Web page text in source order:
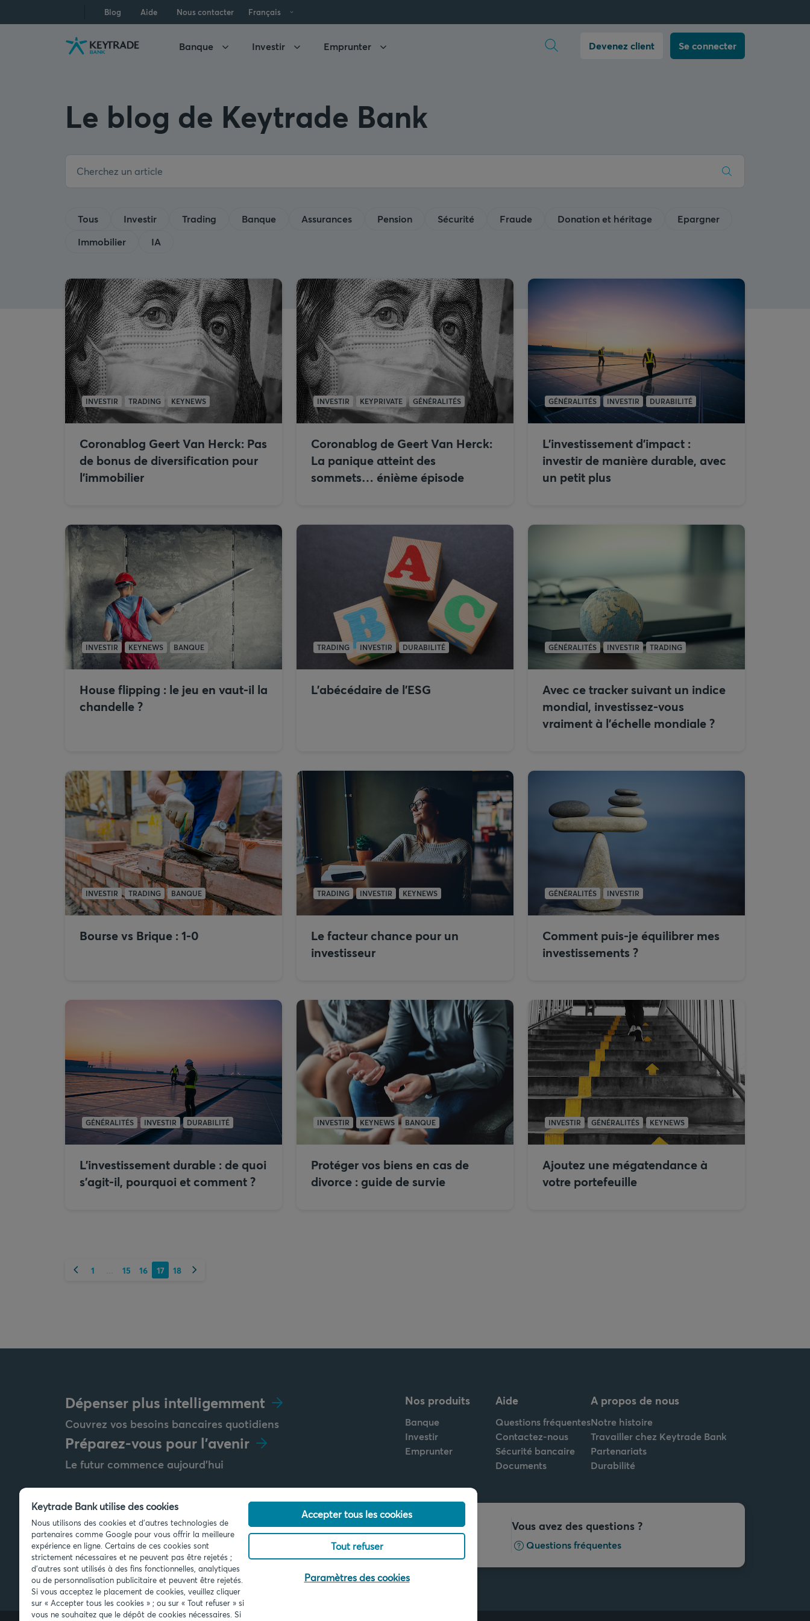
à
à
au
Blog Aide Nous contacter Français
Banque Investir Emprunter Devenez client Se connecter
Le blog de Keytrade Bank
Tous Investir Trading Banque Assurances Pension Sécurité Fraude Donation et héritage
Epargner
Immobilier
IA
INVESTIR TRADING KEYNEWS
Coronablog Geert Van Herck: Pas
de bonus de diversification pour
l’immobilier
INVESTIR KEYPRIVATE GÉNÉRALITÉS
Coronablog de Geert Van Herck:
La panique atteint des
sommets… énième épisode
GÉNÉRALITÉS INVESTIR DURABILITÉ
L’investissement d’impact :
investir de manière durable, avec
un petit plus
INVESTIR KEYNEWS BANQUE
House flipping : le jeu en vaut-il la
chandelle ?
TRADING INVESTIR DURABILITÉ
L’abécédaire de l’ESG
GÉNÉRALITÉS INVESTIR TRADING
Avec ce tracker suivant un indice
mondial, investissez-vous
vraiment à l'échelle mondiale ?
INVESTIR TRADING BANQUE
Bourse vs Brique : 1-0
TRADING INVESTIR KEYNEWS
Le facteur chance pour un
investisseur
GÉNÉRALITÉS INVESTIR
Comment puis-je équilibrer mes
investissements ?
GÉNÉRALITÉS INVESTIR DURABILITÉ
L’investissement durable : de quoi
s'agit-il, pourquoi et comment ?
INVESTIR KEYNEWS BANQUE
Protéger vos biens en cas de
divorce : guide de survie
INVESTIR GÉNÉRALITÉS KEYNEWS
Ajoutez une mégatendance à
votre portefeuille
Précédent
1 15 16 17 18 Suivant
Dépenser plus intelligemment
Couvrez vos besoins bancaires quotidiens
Préparez-vous pour l'avenir
Le futur commence aujourd'hui
Nos produits
Banque
Investir
Emprunter
Aide
Questions fréquentes
Contactez-nous
Sécurité bancaire
Documents
A propos de nous
Notre histoire
Travailler chez Keytrade Bank
Partenariats
Durabilité
Envoyez-nous un message
info@keytradebank.com
Appelez-nous
+32 2 679 90 00
Vous avez des questions ?
Questions fréquentes
Keytrade Bank utilise des cookies
Nous utilisons des cookies et d'autres technologies de
partenaires comme Google pour vous offrir la meilleure
expérience en ligne. Certains de ces cookies sont
strictement nécessaires et ne peuvent pas être rejetés ;
d'autres sont utilisés à des fins fonctionnelles, analytiques
ou de personnalisation publicitaire et peuvent être rejetés.
Si vous acceptez le placement de cookies, veuillez cliquer
sur « Accepter tous les cookies » ; ou sur « Tout refuser » si
vous ne souhaitez que le dépôt de cookies nécessaires. Si
Accepter tous les cookies
Tout refuser
Paramètres des cookies